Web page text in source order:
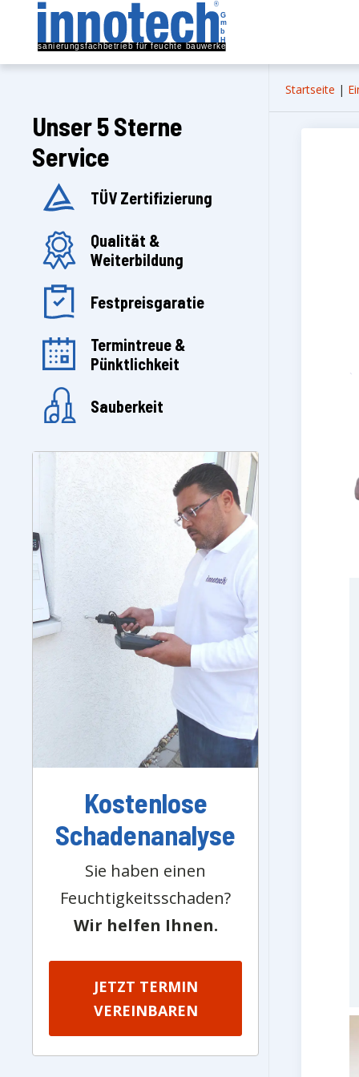
Unser 5 Sterne
Service
TÜV Zertifizierung
Qualität &
Weiterbildung
Festpreisgaratie
Termintreue &
Pünktlichkeit
Sauberkeit
Kostenlose
Schadenanalyse
Sie haben einen
Feuchtigkeitsschaden?
Wir helfen Ihnen.
JETZT TERMIN
VEREINBAREN
Startseite |